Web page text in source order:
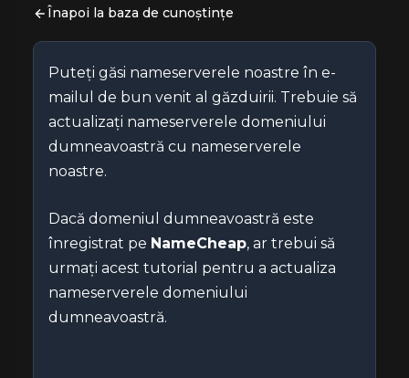
Înapoi la baza de cunoștințe
Puteți găsi nameserverele noastre în e-
mailul de bun venit al găzduirii. Trebuie să
actualizați nameserverele domeniului
dumneavoastră cu nameserverele
noastre.
Dacă domeniul dumneavoastră este
înregistrat pe NameCheap, ar trebui să
urmați acest tutorial pentru a actualiza
nameserverele domeniului
dumneavoastră.